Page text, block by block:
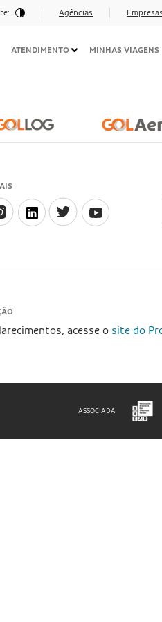
Agências Empresas
ATENDIMENTO MINHAS VIAGENS
acesse o site do
ASSOCIADA